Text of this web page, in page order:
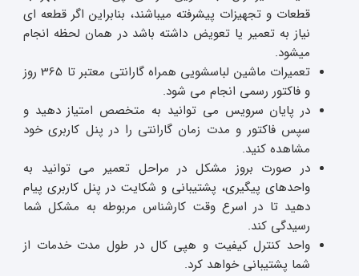
قطعات و تجهیزات پیشرفته میباشند، بنابراین اگر قطعه ای
نیاز به تعمیر یا تعویض داشته باشد در همان لحظه انجام
میشود.
تعمیرات ماشین لباسشویی همراه گارانتی معتبر تا 365 روز
و فاکتور رسمی انجام می شود.
در پایان سرویس می توانید به متخصص امتیاز دهید و
سپس فاکتور و مدت زمان گارانتی را در پنل کاربری خود
مشاهده کنید.
در صورت بروز مشکل در مراحل تعمیر می توانید به
واحدهای پیگیری، پشتیبانی و شکایت در پنل کاربری پیام
دهید تا در اسرع وقت کارشناس مربوطه به مشکل شما
رسیدگی کند.
واحد کنترل کیفیت و هپی کال در طول مدت خدمات از
شما پشتیبانی خواهد کرد.